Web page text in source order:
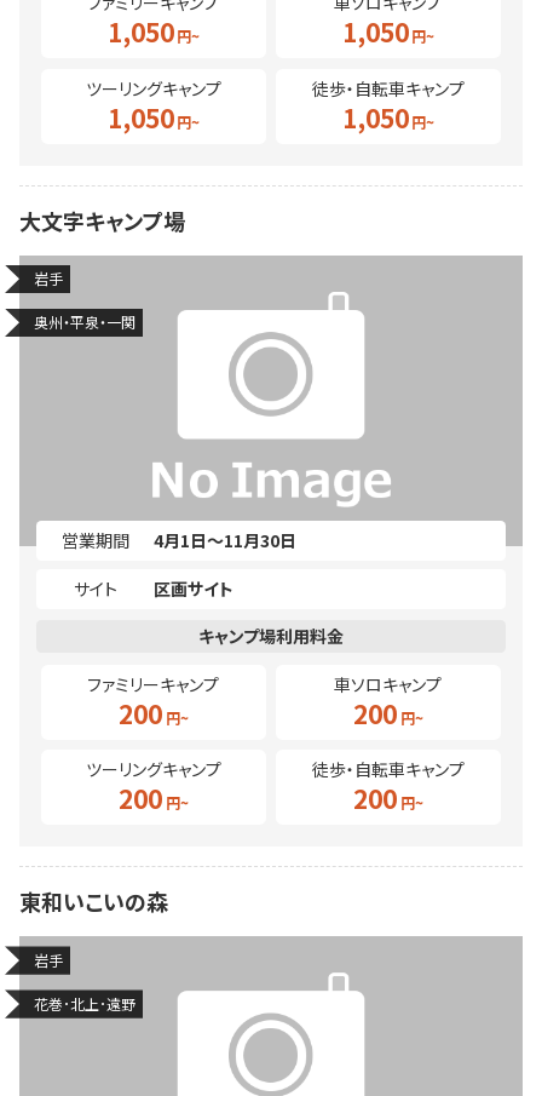
1,050 1,050
ツーリングキャンプ
1,050
徒歩・自転車キャンプ
1,050
大文字キャンプ場
岩手
奥州・平泉・一関
営業期間
4月1日～11月30日
サイト
区画サイト
ファミリーキャンプ
200
車ソロキャンプ
200
ツーリングキャンプ
200
徒歩・自転車キャンプ
200
東和いこいの森
岩手
花巻･北上･遠野